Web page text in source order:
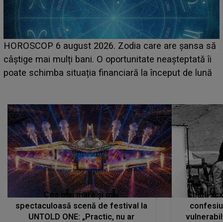
LINE-UP UNTOLD ONE, prima zi. Cine sunt artiștii
care deschid festivalul și de la ce ore au loc cele mai
așteptate concerte pe scena principală?
Cea mai mare și mai
spectaculoasă scenă de festival la
UNTOLD ONE: „Practic, nu ar
Charli